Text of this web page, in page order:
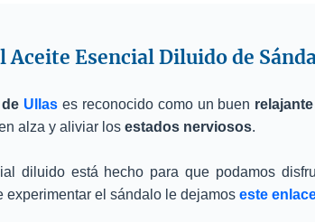
Aceite Esencial Diluido de
Ullas es reconocido como un buen relajante
alza y aliviar los estados nerviosos.
diluido está hecho para que podamos
experimentar el sándalo le dejamos este